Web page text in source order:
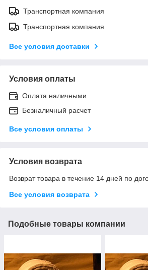
Транспортная компания
Транспортная компания
Все условия доставки
Условия оплаты
Оплата наличными
Безналичный расчет
Все условия оплаты
Условия возврата
Возврат товара в течение 14 дней по
Все условия возврата
Подобные товары компании